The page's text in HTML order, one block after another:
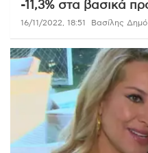
-11,3% στα βασικά
16/11/2022, 18:51 Βασίλης